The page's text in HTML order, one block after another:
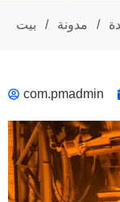
بيت / مدونة /
com.pmadmin